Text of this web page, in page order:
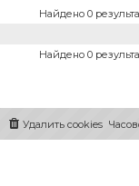
Найдено 0
Найдено 0
Удалить cookies